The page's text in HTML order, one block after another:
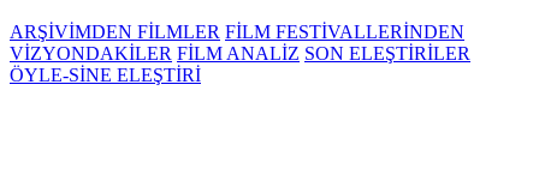
ARŞİVİMDEN FİLMLER FİLM FESTİVALLERİNDEN
VİZYONDAKİLER FİLM ANALİZ SON ELEŞTİRİLER
ÖYLE-SİNE ELEŞTİRİ